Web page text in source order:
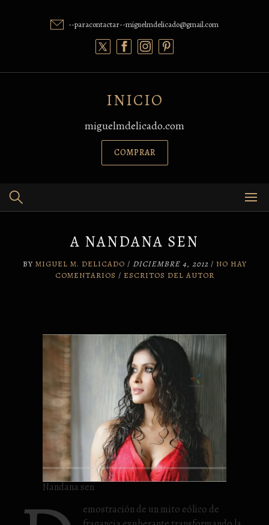
--paracontactar--miguelmdelicado@gmail.com
INICIO
miguelmdelicado.com
COMPRAR
A NANDANA SEN
BY MIGUEL M. DELICADO / DICIEMBRE 4, 2012/ NO HAY
COMENTARIOS / ESCRITOS DEL AUTOR
Nandana sen
emostración de un mito eólico de